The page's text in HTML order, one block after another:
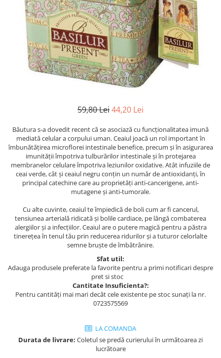
59,80 Lei44,20 Lei
Băutura s-a dovedit recent că se asociază cu funcționalitatea imună
mediată celular a corpului uman. Ceaiul joacă un rol important în
îmbunătățirea microflorei intestinale benefice, precum și în asigurarea
imunității împotriva tulburărilor intestinale și în protejarea
membranelor celulare împotriva leziunilor oxidative. Atât infuziile de
ceai verde, cât și ceaiul negru conțin un număr de antioxidanți, în
principal catechine care au proprietăți anti-cancerigene, anti-
mutagene și anti-tumorale.
Cu alte cuvinte, ceaiul te împiedică de boli cum ar fi cancerul,
tensiunea arterială ridicată și bolile cardiace, pe lângă combaterea
alergiilor și a infecțiilor. Ceaiul are o putere magică pentru a păstra
tinerețea în tenul tău prin reducerea ridurilor și a tuturor celorlalte
semne bruște de îmbătrânire.
Sfat util:
Adauga produsele preferate la favorite pentru a primi notificari despre
pret si stoc
Cantitate Insuficienta?:
Pentru cantități mai mari decât cele existente pe stoc sunați la nr.
0723575569
LA COMANDA
Durata de livrare: Coletul se predă curierului în următoarea zi
lucrătoare